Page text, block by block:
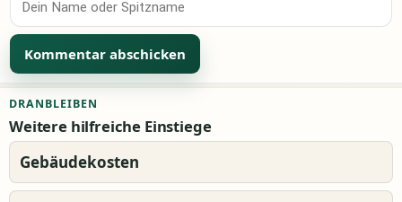
DRANBLEIBEN
Weitere hilfreiche Einstiege
Gebäudekosten